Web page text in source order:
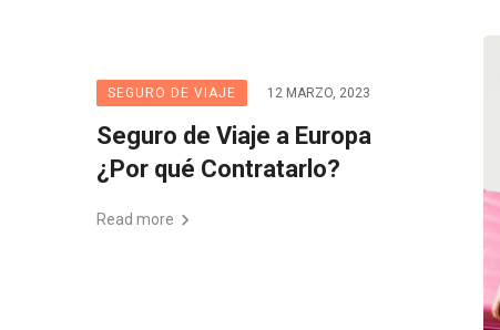
SEGURO DE VIAJE 12 MARZO, 2023
Seguro de Viaje a Europa
¿Por qué Contratarlo?
Read more